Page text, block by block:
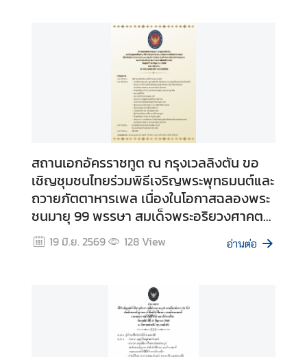
a
c
t
U
สถานเอกอัครราชทูต ณ กรุงเวลลิงตัน ขอ
เชิญชุมชนไทยร่วมพิธีเจริญพระพุทธมนต์และ
ถวายภัตตาหารเพล เนื่องในโอกาสฉลองพระ
ชนมายุ 99 พรรษา สมเด็จพระอริยวงศาคต
ญาณ สมเด็จพระสังฆราช สกลมหาสังฆ
ปริณายก
19 มิ.ย. 2569 128View อ่านต่อ